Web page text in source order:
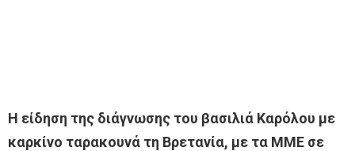
Η είδηση της διάγνωσης του βασιλιά Καρόλου με
καρκίνο ταρακουνά τη Βρετανία, με τα ΜΜΕ σε